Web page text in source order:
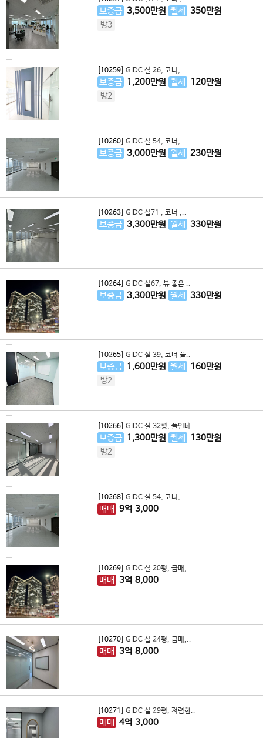
보증금 3,500만원 월세 350만원
방3
[10259] GIDC 실 26, 코너, ..
보증금 1,200만원 월세 120만원
방2
[10260] GIDC 실 54, 코너, ..
보증금 3,000만원 월세 230만원
[10263] GIDC 실71 , 코너 ,..
보증금 3,300만원 월세 330만원
[10264] GIDC 실67, 뷰 좋은 ..
보증금 3,300만원 월세 330만원
[10265] GIDC 실 39, 코너 풀..
보증금 1,600만원 월세 160만원
방2
[10266] GIDC 실 32평, 풀인테..
보증금 1,300만원 월세 130만원
방2
[10268] GIDC 실 54, 코너, ..
매매 9억 3,000
[10269] GIDC 실 20평, 급매,..
매매 3억 8,000
[10270] GIDC 실 24평, 급매,..
매매 3억 8,000
[10271] GIDC 실 29평, 저렴한..
매매 4억 3,000